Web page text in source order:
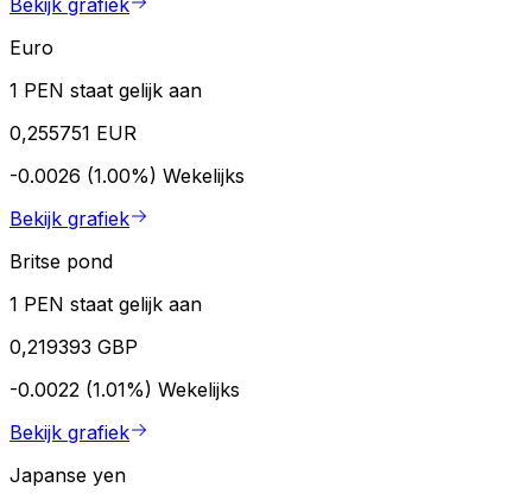
Euro
1 PEN staat gelijk aan
0,255751 EUR
-0.0026 (1.00%) Wekelijks
Bekijk grafiek
Britse pond
1 PEN staat gelijk aan
0,219393 GBP
-0.0022 (1.01%) Wekelijks
Bekijk grafiek
Japanse yen